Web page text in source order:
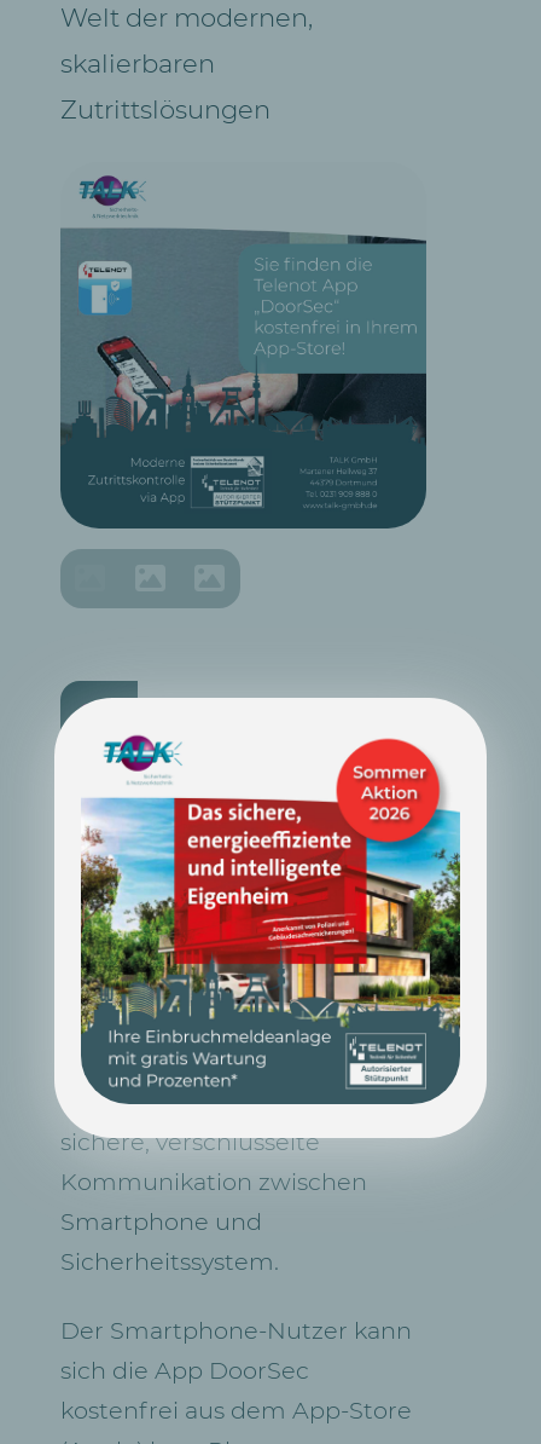
Welt der modernen,
skalierbaren
Zutrittslösungen
Zugangsberechtigte müssen
kein weiteres
Identifikationsmerkmal oder
gar einen Schlüssel
dabeihaben. Auf Betreiberseite
punktet die komfortable und
schnelle Verwaltung der
Berechtigungen und die
sichere, verschlüsselte
Kommunikation zwischen
Smartphone und
Sicherheitssystem.
Der Smartphone-Nutzer kann
sich die App DoorSec
kostenfrei aus dem App-Store